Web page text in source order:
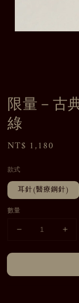
限量－古
綠
Regular
NT$ 1,180
款式
耳針(醫療鋼針)
數量